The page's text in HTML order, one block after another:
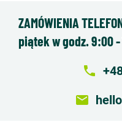
ZAMÓWIENIA
piątek w godz. 9:00
local_phone
email